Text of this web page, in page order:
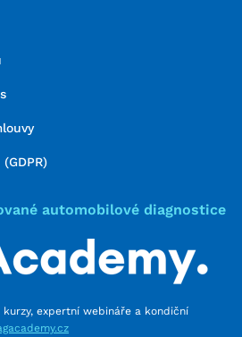
automobilové diagnostice
kurzy, expertní webináře a kondiční